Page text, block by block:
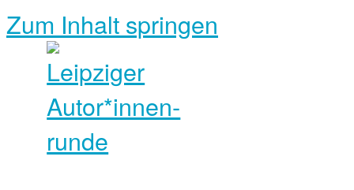
Zum Inhalt springen